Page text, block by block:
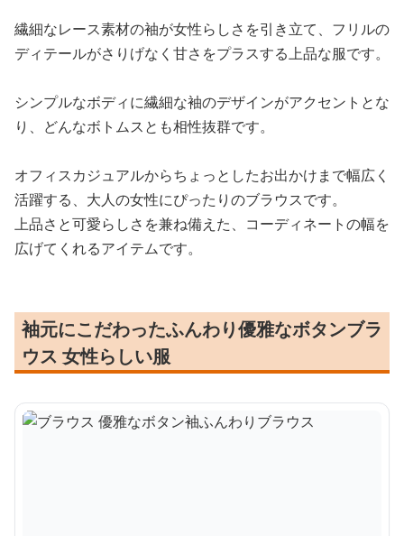
繊細なレース素材の袖が女性らしさを引き立て、フリルの
ディテールがさりげなく甘さをプラスする上品な服です。
シンプルなボディに繊細な袖のデザインがアクセントとな
り、どんなボトムスとも相性抜群です。
オフィスカジュアルからちょっとしたお出かけまで幅広く
活躍する、大人の女性にぴったりのブラウスです。
上品さと可愛らしさを兼ね備えた、コーディネートの幅を
広げてくれるアイテムです。
袖元にこだわったふんわり優雅なボタンブラ
ウス 女性らしい服